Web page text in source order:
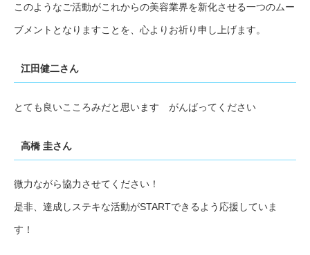
このようなご活動がこれからの美容業界を新化させる一つのムー
ブメントとなりますことを、心よりお祈り申し上げます。
江田健二さん
とても良いこころみだと思います がんばってください
高橋 圭さん
微力ながら協力させてください！
是非、達成しステキな活動がSTARTできるよう応援していま
す！